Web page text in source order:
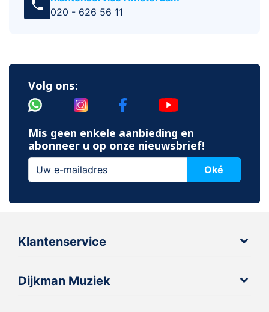
call
020 - 626 56 11
Volg ons:
Mis geen enkele aanbieding en
abonneer u op onze nieuwsbrief!
Oké
Klantenservice
Dijkman Muziek